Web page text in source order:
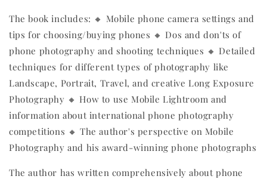
The book includes: 🔸 Mobile phone camera settings and
tips for choosing/buying phones 🔸 Dos and don'ts of
phone photography and shooting techniques 🔸 Detailed
techniques for different types of photography like
Landscape, Portrait, Travel, and creative Long Exposure
Photography 🔸 How to use Mobile Lightroom and
information about international phone photography
competitions 🔸 The author's perspective on Mobile
Photography and his award-winning phone photographs
The author has written comprehensively about phone